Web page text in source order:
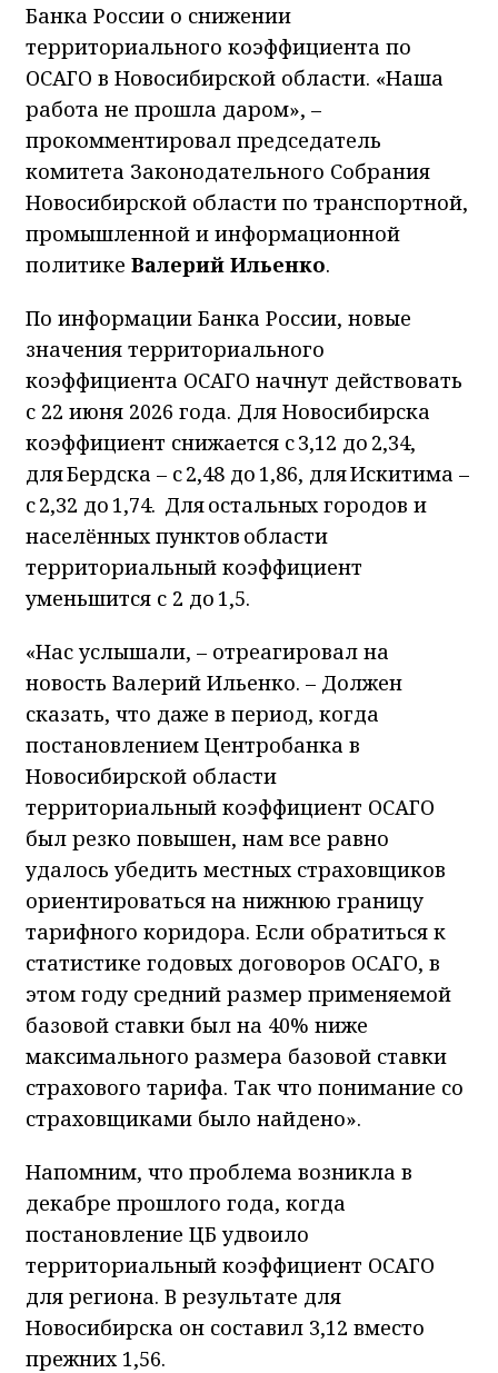
Банка России о снижении
территориального коэффициента по
ОСАГО в Новосибирской области. «Наша
работа не прошла даром», –
прокомментировал председатель
комитета Законодательного Собрания
Новосибирской области по транспортной,
промышленной и информационной
политике Валерий Ильенко.
По информации Банка России, новые
значения территориального
коэффициента ОСАГО начнут действовать
с 22 июня 2026 года. Для Новосибирска
коэффициент снижается с 3,12 до 2,34,
для Бердска – с 2,48 до 1,86, для Искитима –
с 2,32 до 1,74. Для остальных городов и
населённых пунктов области
территориальный коэффициент
уменьшится с 2 до 1,5.
«Нас услышали, – отреагировал на
новость Валерий Ильенко. – Должен
сказать, что даже в период, когда
постановлением Центробанка в
Новосибирской области
территориальный коэффициент ОСАГО
был резко повышен, нам все равно
удалось убедить местных страховщиков
ориентироваться на нижнюю границу
тарифного коридора. Если обратиться к
статистике годовых договоров ОСАГО, в
этом году средний размер применяемой
базовой ставки был на 40% ниже
максимального размера базовой ставки
страхового тарифа. Так что понимание со
страховщиками было найдено».
Напомним, что проблема возникла в
декабре прошлого года, когда
постановление ЦБ удвоило
территориальный коэффициент ОСАГО
для региона. В результате для
Новосибирска он составил 3,12 вместо
прежних 1,56.